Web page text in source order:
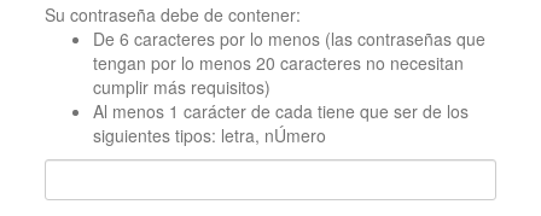
Su contraseña debe de contener:
De 6 caracteres por lo menos (las contraseñas que
tengan por lo menos 20 caracteres no necesitan
cumplir más requisitos)
Al menos 1 carácter de cada tiene que ser de los
siguientes tipos: letra, nÚmero